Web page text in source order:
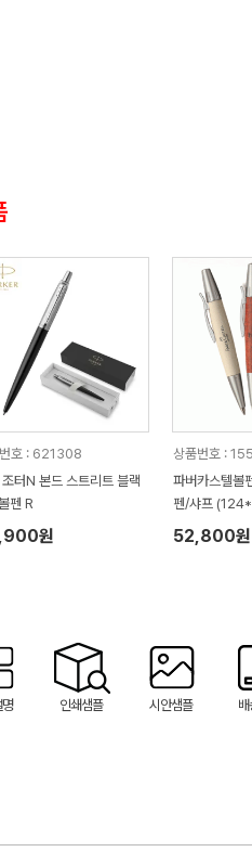
호 : 621308
터N 본드 스트리트 블랙
펜 R
원
상품번호 :
파버카스텔볼
펜/샤프
52,800원
인쇄샘플 시안샘플 배